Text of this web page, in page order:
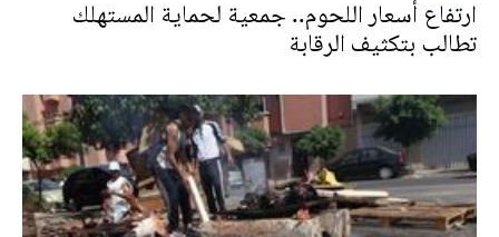
ارتفاع أسعار اللحوم.. جمعية لحماية المستهلك
تطالب بتكثيف الرقابة